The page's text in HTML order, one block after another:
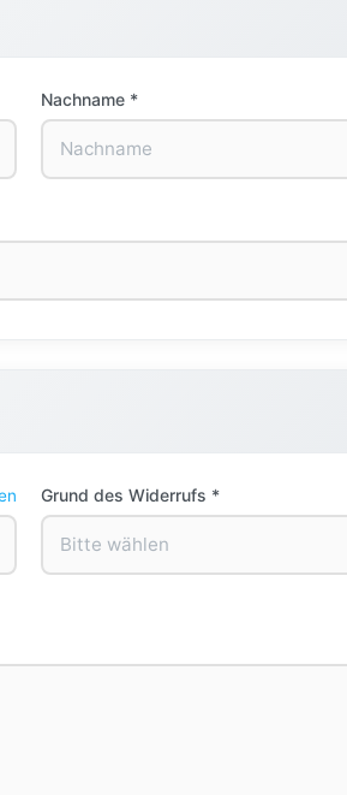
Nachname *
Grund des Widerrufs *
Bitte wählen